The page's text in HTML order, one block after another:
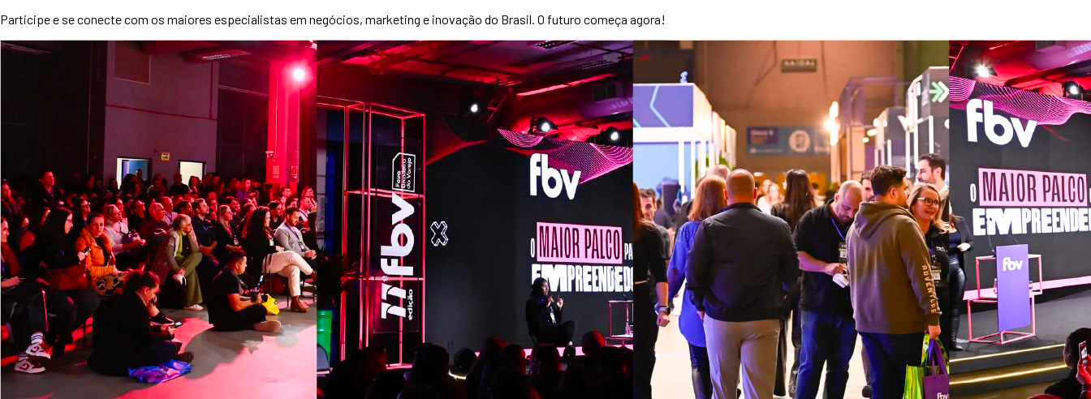
Participe e se conecte com os maiores especialistas em negócios, marketing e inovação do Brasil. O futuro começa agora!